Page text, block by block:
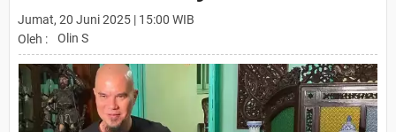
Jumat, 20 Juni 2025 | 15:00 WIB
Oleh :
Olin S